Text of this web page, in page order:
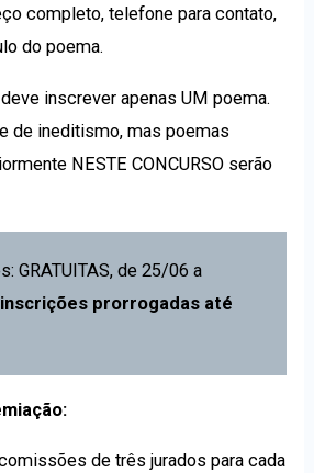
completo, telefone para contato,
do poema.
inscrever apenas UM poema.
de ineditismo, mas poemas
NESTE CONCURSO serão
GRATUITAS, de 25/06 a
inscrições prorrogadas até
de três jurados para cada